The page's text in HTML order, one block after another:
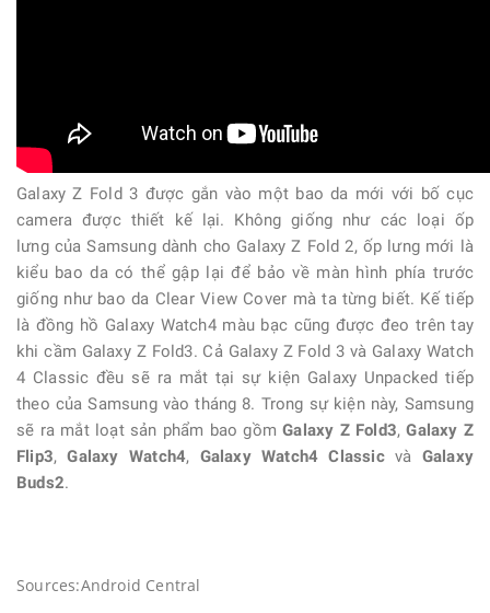
Galaxy Z Fold 3 được gắn vào một bao da mới với bố cục
camera được thiết kế lại. Không giống như các loại ốp
lưng của Samsung dành cho Galaxy Z Fold 2, ốp lưng mới là
kiểu bao da có thể gập lại để bảo về màn hình phía trước
giống như bao da Clear View Cover mà ta từng biết. Kế tiếp
là đồng hồ Galaxy Watch4 màu bạc cũng được đeo trên tay
khi cầm Galaxy Z Fold3. Cả Galaxy Z Fold 3 và Galaxy Watch
4 Classic đều sẽ ra mắt tại sự kiện Galaxy Unpacked tiếp
theo của Samsung vào tháng 8. Trong sự kiện này, Samsung
sẽ ra mắt loạt sản phẩm bao gồmGalaxy Z Fold3,Galaxy Z
Flip3,Galaxy Watch4, Galaxy Watch4 Classicvà Galaxy
Buds2.
Sources:Android Central